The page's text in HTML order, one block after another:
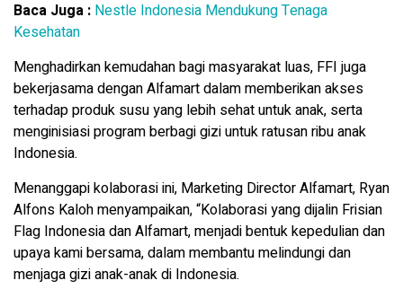
Baca Juga : Nestle Indonesia Mendukung Tenaga
Kesehatan
Menghadirkan kemudahan bagi masyarakat luas, FFI juga
bekerjasama dengan Alfamart dalam memberikan akses
terhadap produk susu yang lebih sehat untuk anak, serta
menginisiasi program berbagi gizi untuk ratusan ribu anak
Indonesia.
Menanggapi kolaborasi ini, Marketing Director Alfamart, Ryan
Alfons Kaloh menyampaikan, “Kolaborasi yang dijalin Frisian
Flag Indonesia dan Alfamart, menjadi bentuk kepedulian dan
upaya kami bersama, dalam membantu melindungi dan
menjaga gizi anak-anak di Indonesia.